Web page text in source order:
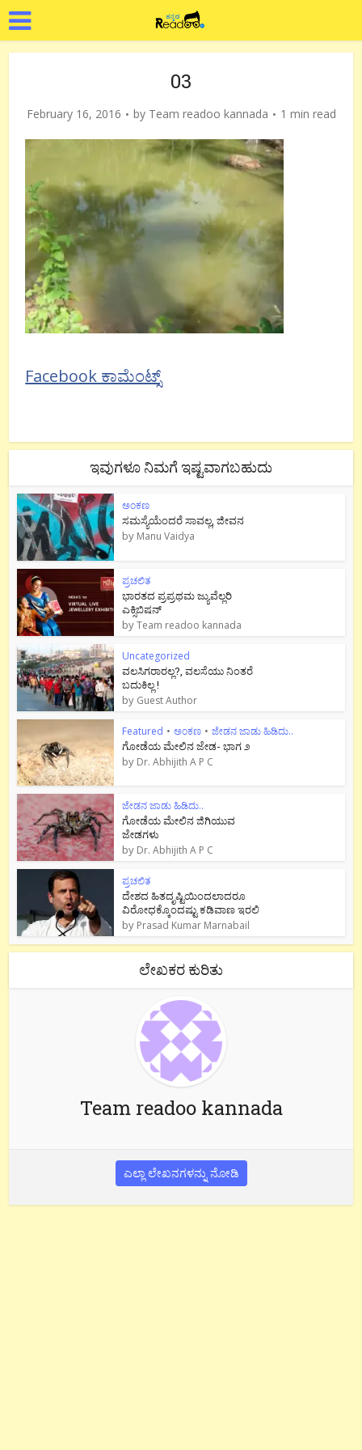
03
February 16, 2016 by Team readoo kannada 1 min read
Facebook ಕಾಮೆಂಟ್ಸ್
ಇವುಗಳೂ ನಿಮಗೆ ಇಷ್ಟವಾಗಬಹುದು
ಅಂಕಣ
ಸಮಸ್ಯೆಯೆಂದರೆ ಸಾವಲ್ಲ, ಜೀವನ
by Manu Vaidya
ಪ್ರಚಲಿತ
ಭಾರತದ ಪ್ರಪ್ರಥಮ ಜ್ಯುವೆಲ್ಲರಿ
ಎಕ್ಸಿಬಿಷನ್
byTeam readoo kannada
Uncategorized
ವಲಸಿಗರಾರಲ್ಲ?, ವಲಸೆಯು ನಿಂತರೆ
ಬದುಕಿಲ್ಲ !
by Guest Author
Featured • ಅಂಕಣ • ಜೇಡನ ಜಾಡು ಹಿಡಿದು..
ಗೋಡೆಯ ಮೇಲಿನ ಜೇಡ- ಭಾಗ ೨
by Dr. Abhijith A P C
ಜೇಡನ ಜಾಡು ಹಿಡಿದು..
ಗೋಡೆಯ ಮೇಲಿನ ಜಿಗಿಯುವ
ಜೇಡಗಳು
by Dr. Abhijith A P C
ಪ್ರಚಲಿತ
ದೇಶದ ಹಿತದೃಷ್ಟಿಯಿಂದಲಾದರೂ
ವಿರೋಧಕ್ಕೊಂದಷ್ಟು ಕಡಿವಾಣ ಇರಲಿ
by Prasad Kumar Marnabail
ಲೇಖಕರ ಕುರಿತು
Team readoo kannada
ಎಲ್ಲಾ ಲೇಖನಗಳನ್ನು ನೋಡಿ